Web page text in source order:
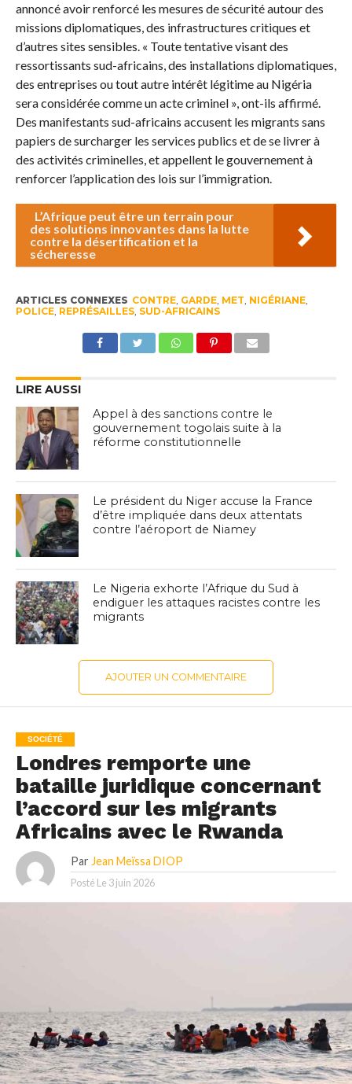
annoncé avoir renforcé les mesures de sécurité autour des
missions diplomatiques, des infrastructures critiques et
d’autres sites sensibles. « Toute tentative visant des
ressortissants sud-africains, des installations diplomatiques,
des entreprises ou tout autre intérêt légitime au Nigéria
sera considérée comme un acte criminel », ont-ils affirmé.
Des manifestants sud-africains accusent les migrants sans
papiers de surcharger les services publics et de se livrer à
des activités criminelles, et appellent le gouvernement à
renforcer l’application des lois sur l’immigration.
L’Afrique peut être un terrain pour
des solutions innovantes dans la lutte
contre la désertification et la
sécheresse
ARTICLES CONNEXES CONTRE, GARDE, MET, NIGÉRIANE,
POLICE, REPRÉSAILLES, SUD-AFRICAINS
LIRE AUSSI
Appel à des sanctions contre le
gouvernement togolais suite à la
réforme constitutionnelle
Le président du Niger accuse la France
d’être impliquée dans deux attentats
contre l’aéroport de Niamey
Le Nigeria exhorte l’Afrique du Sud à
endiguer les attaques racistes contre les
migrants
AJOUTER UN COMMENTAIRE
SOCIÉTÉ
Londres remporte une
bataille juridique concernant
l’accord sur les migrants
Africains avec le Rwanda
Par Jean Meïssa DIOP
Posté Le 3 juin 2026